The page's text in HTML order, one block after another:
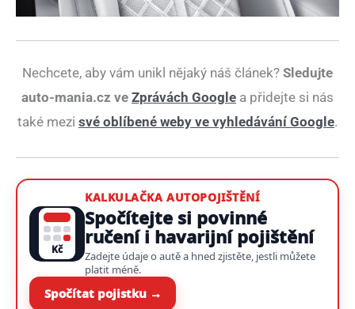
Nechcete, aby vám unikl nějaký náš článek? Sledujte
auto-mania.cz ve Zprávách Google a přidejte si nás
také mezi své oblíbené weby ve vyhledávání Google.
Kč
KALKULAČKA AUTOPOJIŠTĚNÍ
Spočítejte si povinné
ručení i havarijní pojištění
Zadejte údaje o autě a hned zjistěte, jestli můžete
platit méně.
Spočítat pojistku →